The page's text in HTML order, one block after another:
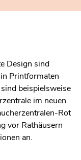
Design sind
Printformaten
beispielsweise
im neuen
Rot
vor Rathäusern
an.